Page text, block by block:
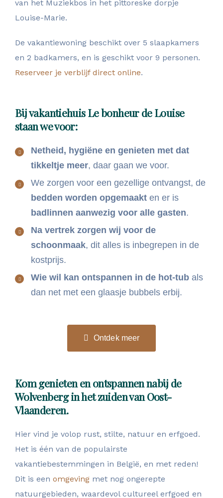
van het Muziekbos in het pittoreske dorpje
Louise-Marie.
De vakantiewoning beschikt over 5 slaapkamers
en 2 badkamers, en is geschikt voor 9 personen.
Reserveer je verblijf direct online.
Bij vakantiehuis Le bonheur de Louise
staan we voor:
Netheid, hygiëne en genieten met dat
tikkeltje meer, daar gaan we voor.
We zorgen voor een gezellige ontvangst, de
bedden worden opgemaakt en er is
badlinnen aanwezig voor alle gasten.
Na vertrek zorgen wij voor de
schoonmaak, dit alles is inbegrepen in de
kostprijs.
Wie wil kan ontspannen in de hot-tub als
dan net met een glaasje bubbels erbij.
Ontdek meer
Kom genieten en ontspannen nabij de
Wolvenberg in het zuiden van Oost-
Vlaanderen.
Hier vind je volop rust, stilte, natuur en erfgoed.
Het is één van de populairste
vakantiebestemmingen in België, en met reden!
Dit is een omgeving met nog ongerepte
natuurgebieden, waardevol cultureel erfgoed en